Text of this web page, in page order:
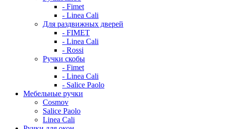
- Fimet
- Linea Cali
Для раздвижных дверей
- FIMET
- Linea Cali
- Rossi
Ручки скобы
- Fimet
- Linea Cali
- Salice Paolo
Мебельные ручки
Cosmov
Salice Paolo
Linea Cali